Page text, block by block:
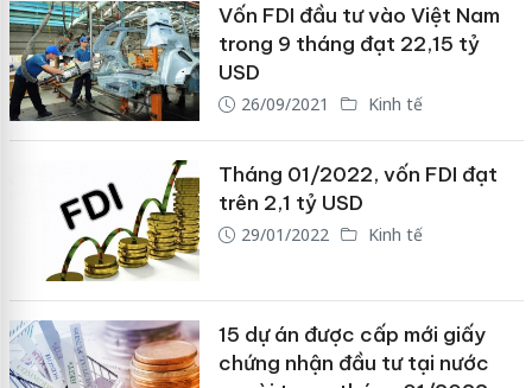
Vốn FDI đầu tư vào Việt Nam
trong 9 tháng đạt 22,15 tỷ
USD
26/09/2021 Kinh tế
Tháng 01/2022, vốn FDI đạt
trên 2,1 tỷ USD
29/01/2022 Kinh tế
15 dự án được cấp mới giấy
chứng nhận đầu tư tại nước